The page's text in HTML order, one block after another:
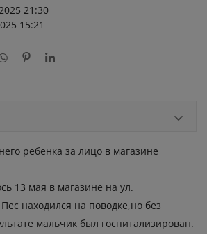
21:30
15:21
ребенка за лицо в магазине
13 мая в магазине на ул.
находился на поводке,но без
мальчик был госпитализирован.